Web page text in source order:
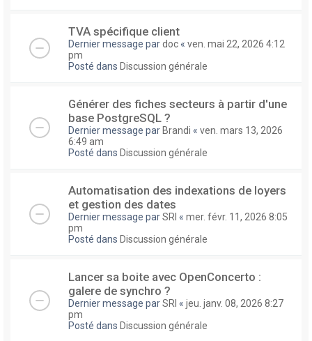
TVA spécifique client
Dernier message pardoc « ven. mai 22, 2026 4:12
pm
Posté dans Discussion générale
Générer des fiches secteurs à partir d'une
base PostgreSQL ?
Dernier message par Brandi « ven. mars 13, 2026
6:49 am
Posté dans Discussion générale
Automatisation des indexations de loyers
et gestion des dates
Dernier message parSRI « mer. févr. 11, 2026 8:05
pm
Posté dans Discussion générale
Lancer sa boite avec OpenConcerto :
galere de synchro ?
Dernier message parSRI « jeu. janv. 08, 2026 8:27
pm
Posté dans Discussion générale